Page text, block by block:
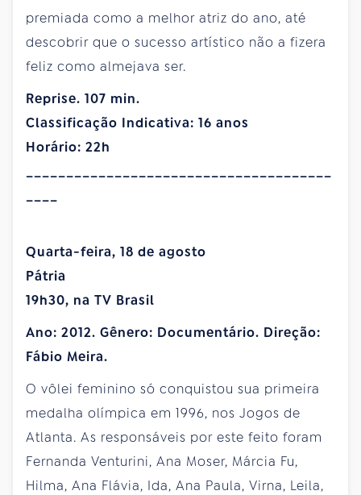
premiada como a melhor atriz do ano, até
descobrir que o sucesso artístico não a fizera
feliz como almejava ser.
Reprise. 107 min.
Classificação Indicativa: 16 anos
Horário: 22h
Quarta-feira, 18 de agosto
Pátria
19h30, na TV Brasil
Ano: 2012. Gênero: Documentário. Direção:
Fábio Meira.
O vôlei feminino só conquistou sua primeira
medalha olímpica em 1996, nos Jogos de
Atlanta. As responsáveis por este feito foram
Fernanda Venturini, Ana Moser, Márcia Fu,
Hilma, Ana Flávia, Ida, Ana Paula, Virna, Leila,